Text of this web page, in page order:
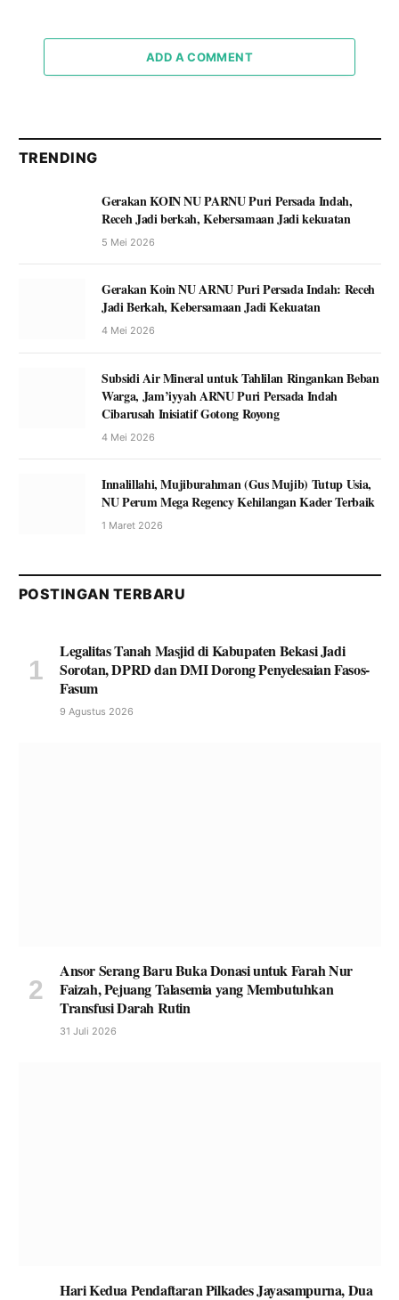
ADD A COMMENT
TRENDING
Gerakan KOIN NU PARNU Puri Persada Indah,
Receh Jadi berkah, Kebersamaan Jadi kekuatan
5 Mei 2026
Gerakan Koin NU ARNU Puri Persada Indah: Receh
Jadi Berkah, Kebersamaan Jadi Kekuatan
4 Mei 2026
Subsidi Air Mineral untuk Tahlilan Ringankan Beban
Warga, Jam’iyyah ARNU Puri Persada Indah
Cibarusah Inisiatif Gotong Royong
4 Mei 2026
Innalillahi, Mujiburahman (Gus Mujib) Tutup Usia,
NU Perum Mega Regency Kehilangan Kader Terbaik
1 Maret 2026
POSTINGAN TERBARU
Legalitas Tanah Masjid di Kabupaten Bekasi Jadi
Sorotan, DPRD dan DMI Dorong Penyelesaian Fasos-
Fasum
9 Agustus 2026
Ansor Serang Baru Buka Donasi untuk Farah Nur
Faizah, Pejuang Talasemia yang Membutuhkan
Transfusi Darah Rutin
31 Juli 2026
Hari Kedua Pendaftaran Pilkades Jayasampurna, Dua